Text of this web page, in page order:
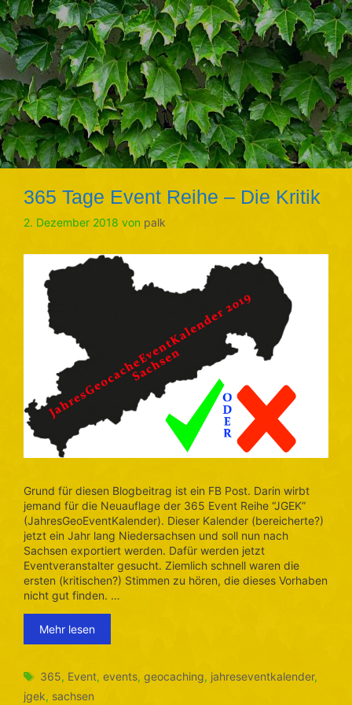
365 Tage Event Reihe – Die Kritik
2. Dezember 2018 von palk
Grund für diesen Blogbeitrag ist ein FB Post. Darin wirbt
jemand für die Neuauflage der 365 Event Reihe “JGEK”
(JahresGeoEventKalender). Dieser Kalender (bereicherte?)
jetzt ein Jahr lang Niedersachsen und soll nun nach
Sachsen exportiert werden. Dafür werden jetzt
Eventveranstalter gesucht. Ziemlich schnell waren die
ersten (kritischen?) Stimmen zu hören, die dieses Vorhaben
nicht gut finden. …
Mehr lesen
Schlagwörter
365, Event,events,geocaching, jahreseventkalender,
jgek, sachsen